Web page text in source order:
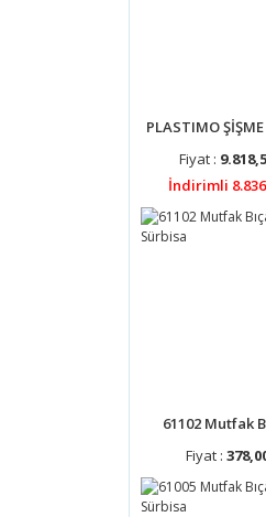
PLASTIMO ŞİŞME
Fiyat :
İndirimli
61102 Mutfak
Fiyat :